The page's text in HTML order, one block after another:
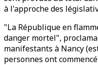
à l'approche des
"La République en
danger mortel",
manifestants à Nancy
personnes ont